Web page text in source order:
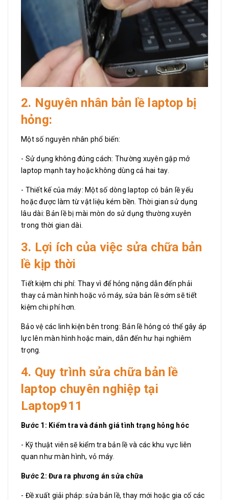
2. Nguyên nhân bản lề laptop bị
hỏng:
Một số nguyên nhân phổ biến:
- Sử dụng không đúng cách: Thường xuyên gập mở
laptop mạnh tay hoặc không dùng cả hai tay.
- Thiết kế của máy: Một số dòng laptop có bản lề yếu
hoặc được làm từ vật liệu kém bền. Thời gian sử dụng
lâu dài: Bản lề bị mài mòn do sử dụng thường xuyên
trong thời gian dài.
3. Lợi ích của việc sửa chữa bản
lề kịp thời
Tiết kiệm chi phí: Thay vì để hỏng nặng dẫn đến phải
thay cả màn hình hoặc vỏ máy, sửa bản lề sớm sẽ tiết
kiệm chi phí hơn.
Bảo vệ các linh kiện bên trong: Bản lề hỏng có thể gây áp
lực lên màn hình hoặc main, dẫn đến hư hại nghiêm
trọng.
4. Quy trình sửa chữa bản lề
laptop chuyên nghiệp tại
Laptop911
Bước 1: Kiểm tra và đánh giá tình trạng hỏng hóc
- Kỹ thuật viên sẽ kiểm tra bản lề và các khu vực liên
quan như màn hình, vỏ máy.
Bước 2: Đưa ra phương án sửa chữa
- Đề xuất giải pháp: sửa bản lề, thay mới hoặc gia cố các